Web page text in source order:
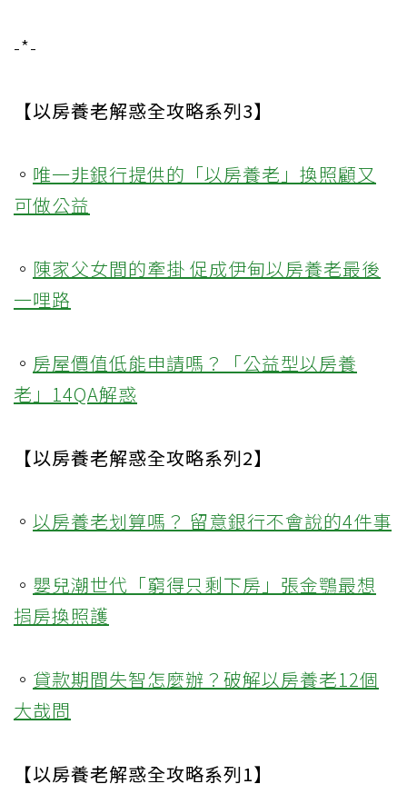
-*-
【以房養老解惑全攻略系列3】
。 唯一非銀行提供的「以房養老」換照顧又
可做公益
。 陳家父女間的牽掛 促成伊甸以房養老最後
一哩路
。 房屋價值低能申請嗎？「公益型以房養
老」14QA解惑
【以房養老解惑全攻略系列2】
。 以房養老划算嗎？ 留意銀行不會說的4件事
。 嬰兒潮世代「窮得只剩下房」張金鶚最想
捐房換照護
。 貸款期間失智怎麼辦？破解以房養老12個
大哉問
【以房養老解惑全攻略系列1】